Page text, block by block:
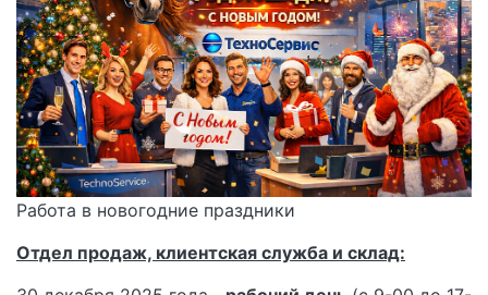
Работа в новогодние праздники
Отдел продаж, клиентская служба и склад: